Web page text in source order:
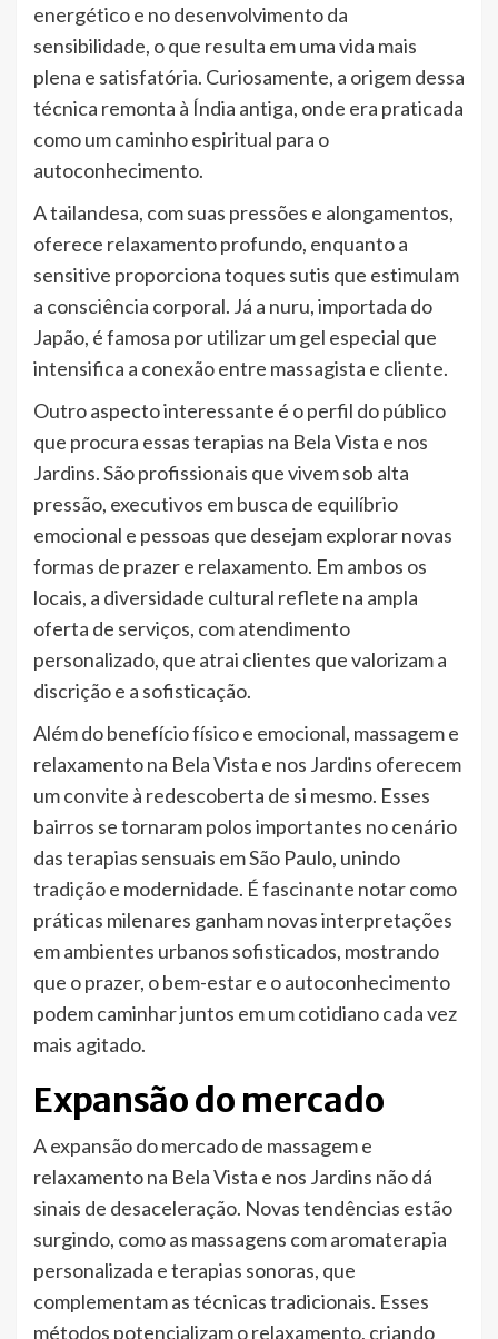
energético e no desenvolvimento da
sensibilidade, o que resulta em uma vida mais
plena e satisfatória. Curiosamente, a origem dessa
técnica remonta à Índia antiga, onde era praticada
como um caminho espiritual para o
autoconhecimento.
A tailandesa, com suas pressões e alongamentos,
oferece relaxamento profundo, enquanto a
sensitive proporciona toques sutis que estimulam
a consciência corporal. Já a nuru, importada do
Japão, é famosa por utilizar um gel especial que
intensifica a conexão entre massagista e cliente.
Outro aspecto interessante é o perfil do público
que procura essas terapias na Bela Vista e nos
Jardins. São profissionais que vivem sob alta
pressão, executivos em busca de equilíbrio
emocional e pessoas que desejam explorar novas
formas de prazer e relaxamento. Em ambos os
locais, a diversidade cultural reflete na ampla
oferta de serviços, com atendimento
personalizado, que atrai clientes que valorizam a
discrição e a sofisticação.
Além do benefício físico e emocional, massagem e
relaxamento na Bela Vista e nos Jardins oferecem
um convite à redescoberta de si mesmo. Esses
bairros se tornaram polos importantes no cenário
das terapias sensuais em São Paulo, unindo
tradição e modernidade. É fascinante notar como
práticas milenares ganham novas interpretações
em ambientes urbanos sofisticados, mostrando
que o prazer, o bem-estar e o autoconhecimento
podem caminhar juntos em um cotidiano cada vez
mais agitado.
Expansão do mercado
A expansão do mercado de massagem e
relaxamento na Bela Vista e nos Jardins não dá
sinais de desaceleração. Novas tendências estão
surgindo, como as massagens com aromaterapia
personalizada e terapias sonoras, que
complementam as técnicas tradicionais. Esses
métodos potencializam o relaxamento, criando